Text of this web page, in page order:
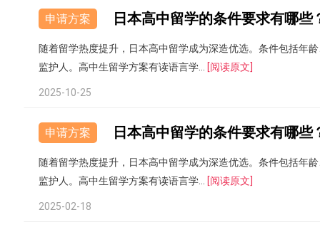
申请方案 日本高中留学的条件要求有哪
随着留学热度提升，日本高中留学成为深造优选。条件包括年
监护人。高中生留学方案有读语言学...
[阅读原文]
2025-10-25
申请方案 日本高中留学的条件要求有哪
随着留学热度提升，日本高中留学成为深造优选。条件包括年
监护人。高中生留学方案有读语言学...
[阅读原文]
2025-02-18